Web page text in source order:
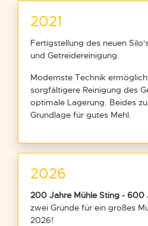
2021
Fertigstellung des neuen
und Getreidereinigung.
Modernste Technik
sorgfältigere Reinigung des
optimale Lagerung. Beides
Grundlage für gutes Mehl.
2026
200 Jahre Mühle Sting - 600
zwei Gründe für ein großes
2026!